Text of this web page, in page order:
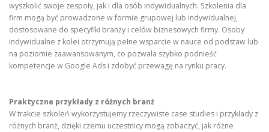
wyszkolić swoje zespoły, jak i dla osób indywidualnych. Szkolenia dla
firm mogą być prowadzone w formie grupowej lub indywidualnej,
dostosowane do specyfiki branży i celów biznesowych firmy. Osoby
indywidualne z kolei otrzymują pełne wsparcie w nauce od podstaw lub
na poziomie zaawansowanym, co pozwala szybko podnieść
kompetencje w Google Ads i zdobyć przewagę na rynku pracy.
Praktyczne przykłady z różnych branż
W trakcie szkoleń wykorzystujemy rzeczywiste case studies i przykłady z
różnych branż, dzięki czemu uczestnicy mogą zobaczyć, jak różne